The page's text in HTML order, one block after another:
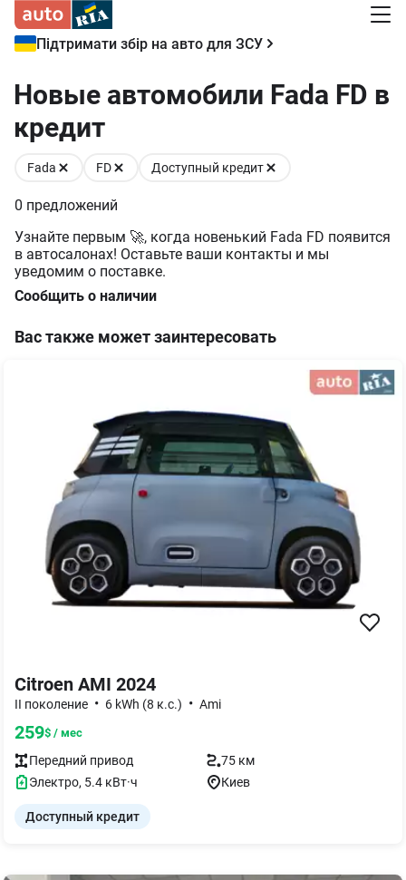
Підтримати збір на авто для ЗСУ
Новые автомобили Fada FD в
кредит
Fada FD Доступный кредит
0 предложений
Узнайте первым 🚀, когда новенький Fada FD появится
в автосалонах! Оставьте ваши контакты и мы
уведомим о поставке.
Сообщить о наличии
Вас также может заинтересовать
Citroen AMI 2024
II поколение • 6 kWh (8 к.с.) • Ami
259$ / мес
Передний привод
75 км
Электро, 5.4 кВт·ч Киев
Доступный кредит